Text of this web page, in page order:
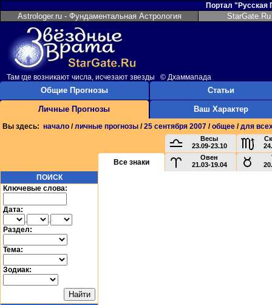
Портал "Русская
Astrologer.ru - Фундаментальная Астрология
Там где возникают числа, исчезают звезды © Дхаммапада
Общие Прогнозы
Личные Прогнозы
Статьи
Ваш Характер
Вы здесь: начало /личные прогнозы /25 сентября 2007 /общее /для
Весы
23.09-23.10
Все знаки
Овен
21.03-19.04
ПОИСК
Ключевые слова:
Дата:
.
.
Раздел:
Тема:
Зодиак: